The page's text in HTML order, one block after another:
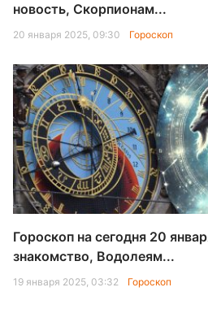
новость, Скорпионам...
20 января 2025, 09:30 Гороскоп
Гороскоп на сегодня 20
знакомство, Водолеям...
19 января 2025, 03:32 Гороскоп